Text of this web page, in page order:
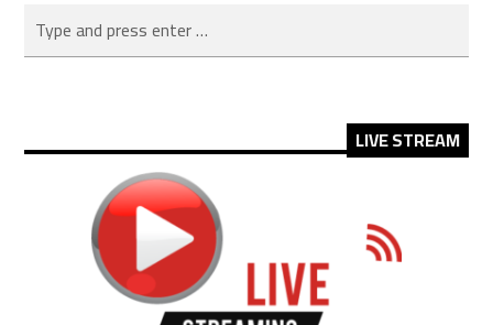
LIVE STREAM